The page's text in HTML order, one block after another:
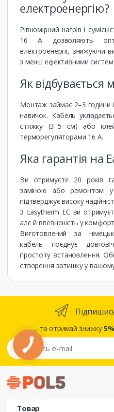
електроенергію?
Рівномірний нагрів і
16 А дозволяють
електроенергії, знижуючи
з менш ефективними
Як
Монтаж займає 2–3 години
навичок. Кабель
стяжку (3–5 см) або
терморегуляторами 16 А.
Яка гарантія на
Ви отримуєте 20 років
заміною або ремонтом у
підтверджує високу
З Easytherm EC ви
але й впевненість у
Виготовлений за
кабель поєднує
простоту встановлення.
створення затишку у
... та отримай знижку
Товар